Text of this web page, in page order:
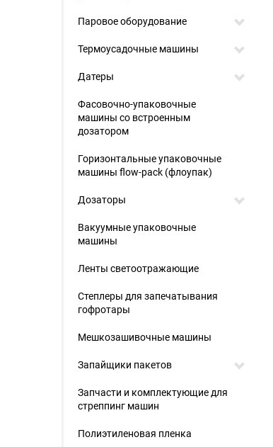
Паровое оборудование
Термоусадочные машины
Датеры
Фасовочно-упаковочные
машины со встроенным
дозатором
Горизонтальные упаковочные
машины flow-pack (флоупак)
Дозаторы
Вакуумные упаковочные
машины
Ленты светоотражающие
Степлеры для запечатывания
гофротары
Мешкозашивочные машины
Запайщики пакетов
Запчасти и комплектующие для
стреппинг машин
Полиэтиленовая пленка